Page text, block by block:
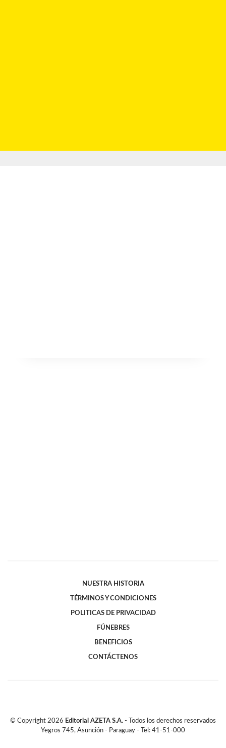
NUESTRA HISTORIA
TÉRMINOS Y CONDICIONES
POLITICAS DE PRIVACIDAD
FÚNEBRES
BENEFICIOS
CONTÁCTENOS
© Copyright 2026 Editorial AZETA S.A. - Todos los derechos reservados
Yegros 745, Asunción - Paraguay - Tel: 41-51-000